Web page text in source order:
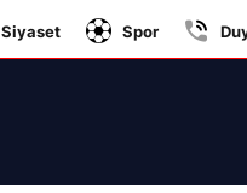
Antalya
Siyaset Spor